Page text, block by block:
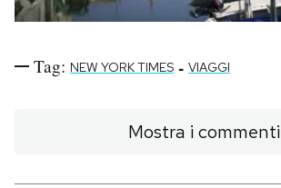
Tag: NEW YORK TIMES - VIAGGI
Mostra i commenti